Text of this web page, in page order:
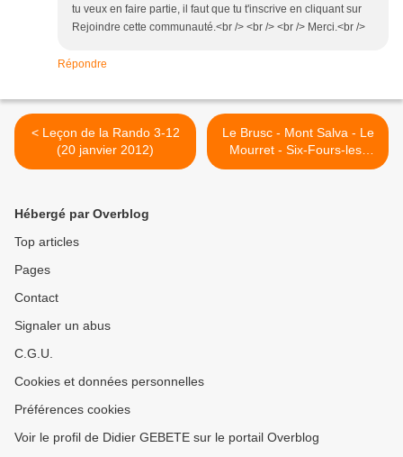
tu veux en faire partie, il faut que tu t'inscrive en cliquant sur
Rejoindre cette communauté.<br /> <br /> <br /> Merci.<br />
Répondre
< Leçon de la Rando 3-12
(20 janvier 2012)
Le Brusc - Mont Salva - Le
Mourret - Six-Fours-les-
Plages >
Hébergé par Overblog
Top articles
Pages
Contact
Signaler un abus
C.G.U.
Cookies et données personnelles
Préférences cookies
Voir le profil de Didier GEBETE sur le portail Overblog